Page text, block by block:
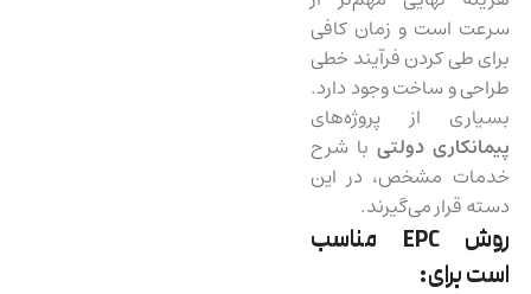
سرعت است و زمان کافی
برای طی کردن فرآیند خطی
طراحی و ساخت وجود دارد.
بسیاری از پروژه‌های
پیمانکاری دولتیبا شرح
خدمات مشخص، در این
دسته قرار می‌گیرند.
روشEPC مناسب
است برای: